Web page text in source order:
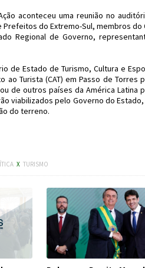
aconteceu uma reunião no
Prefeitos do Extremo-Sul, membros
Regional de Governo,
de Estado de Turismo, Cultura e
ao Turista (CAT) em Passo de
de outros países da América Latina
viabilizados pelo Governo do
do terreno.
X TURISMO